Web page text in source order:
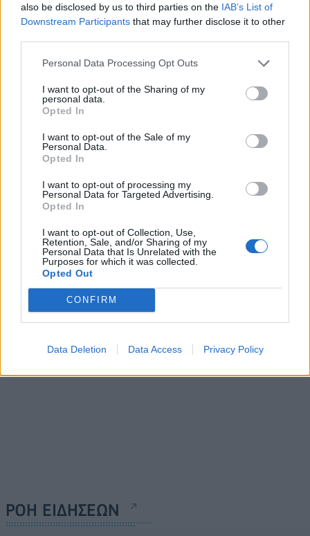
also be disclosed by us to third parties on the IAB’s List of
Downstream Participants that may further disclose it to other
Personal Data Processing Opt Outs
I want to opt-out of the Sharing of my
personal data.
Opted In
I want to opt-out of the Sale of my
Personal Data.
Opted In
I want to opt-out of processing my
Personal Data for Targeted Advertising.
Opted In
I want to opt-out of Collection, Use,
Retention, Sale, and/or Sharing of my
Personal Data that Is Unrelated with the
Purposes for which it was collected.
Opted Out
CONFIRM
Data Deletion Data Access Privacy Policy
Alpha Bank: Για πρώτη φορά το Αρχαίο Θέατρο Επιδαύρου άνοιξε τις
ΠΕΡΙΣΣΌΤΕΡΑ ΣΕ ΑΥΤΉ ΤΗΝ ΚΑΤΗΓΟΡΊΑ
Λήγουν οι αιτήσεις για το
Μητρώο Εκπαιδευτικών
της ΔΥΠΑ
19/08/2024 - 11:07
ΤτΕ: Ταμειακό πλεόνασμα
επτάμηνο του 2024
ΡΟΗ ΕΙΔΗΣΕΩΝ